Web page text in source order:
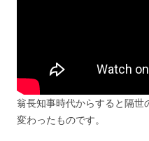
翁長知事時代からすると隔世
変わったものです。